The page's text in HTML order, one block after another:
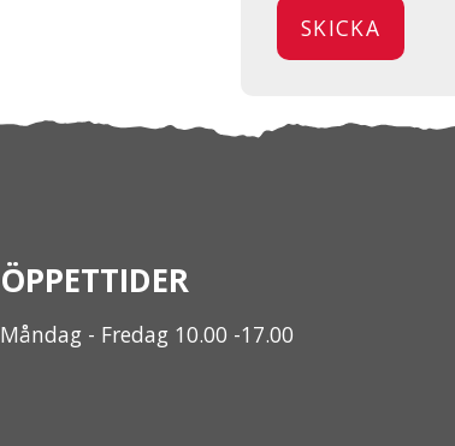
ÖPPETTIDER
Måndag - Fredag 10.00 -17.00